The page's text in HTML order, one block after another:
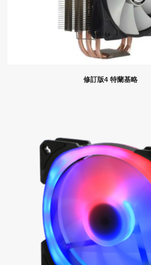
修訂版4 特蘭基略